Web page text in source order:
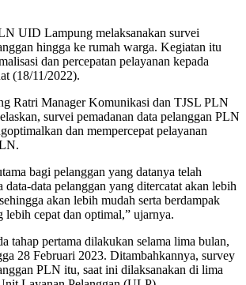
UID Lampung melaksanakan survei
hingga ke rumah warga. Kegiatan itu
dan percepatan pelayanan kepada
(18/11/2022).
Ratri Manager Komunikasi dan TJSL PLN
survei pemadanan data pelanggan PLN
dan mempercepat pelayanan
bagi pelanggan yang datanya telah
data-data pelanggan yang ditercatat akan lebih
akan lebih mudah serta berdampak
lebih cepat dan optimal,” ujarnya.
tahap pertama dilakukan selama lima bulan,
28 Februari 2023. Ditambahkannya, survey
PLN itu, saat ini dilaksanakan di lima